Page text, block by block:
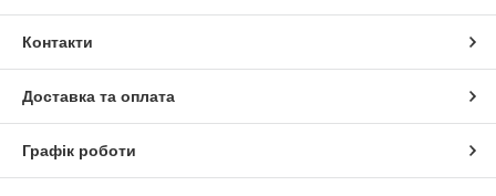
Контакти
Доставка та оплата
Графік роботи